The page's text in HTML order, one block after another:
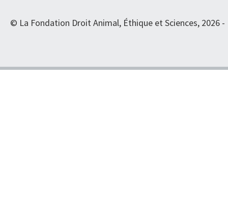
© La Fondation Droit Animal, Éthique et Sciences, 2026 -